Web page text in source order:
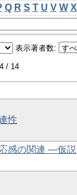
Q R S T U V W X
表示著者数:
/ 14
性
感の関連 ―仮説